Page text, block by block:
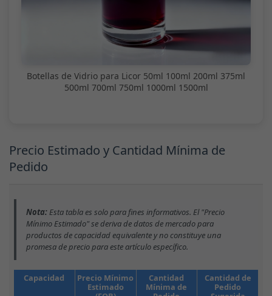
Botellas de Vidrio para Licor 50ml 100ml 200ml 375ml
500ml 700ml 750ml 1000ml 1500ml
Precio Estimado y Cantidad Mínima de
Pedido
Nota:Esta tabla es solo para fines informativos. El "Precio
Mínimo Estimado" se deriva de datos de mercado para
productos de capacidad equivalente y no constituye una
promesa de precio para este artículo específico.
Capacidad
Precio Mínimo
Estimado
Cantidad
Mínima de
Cantidad de
Pedido